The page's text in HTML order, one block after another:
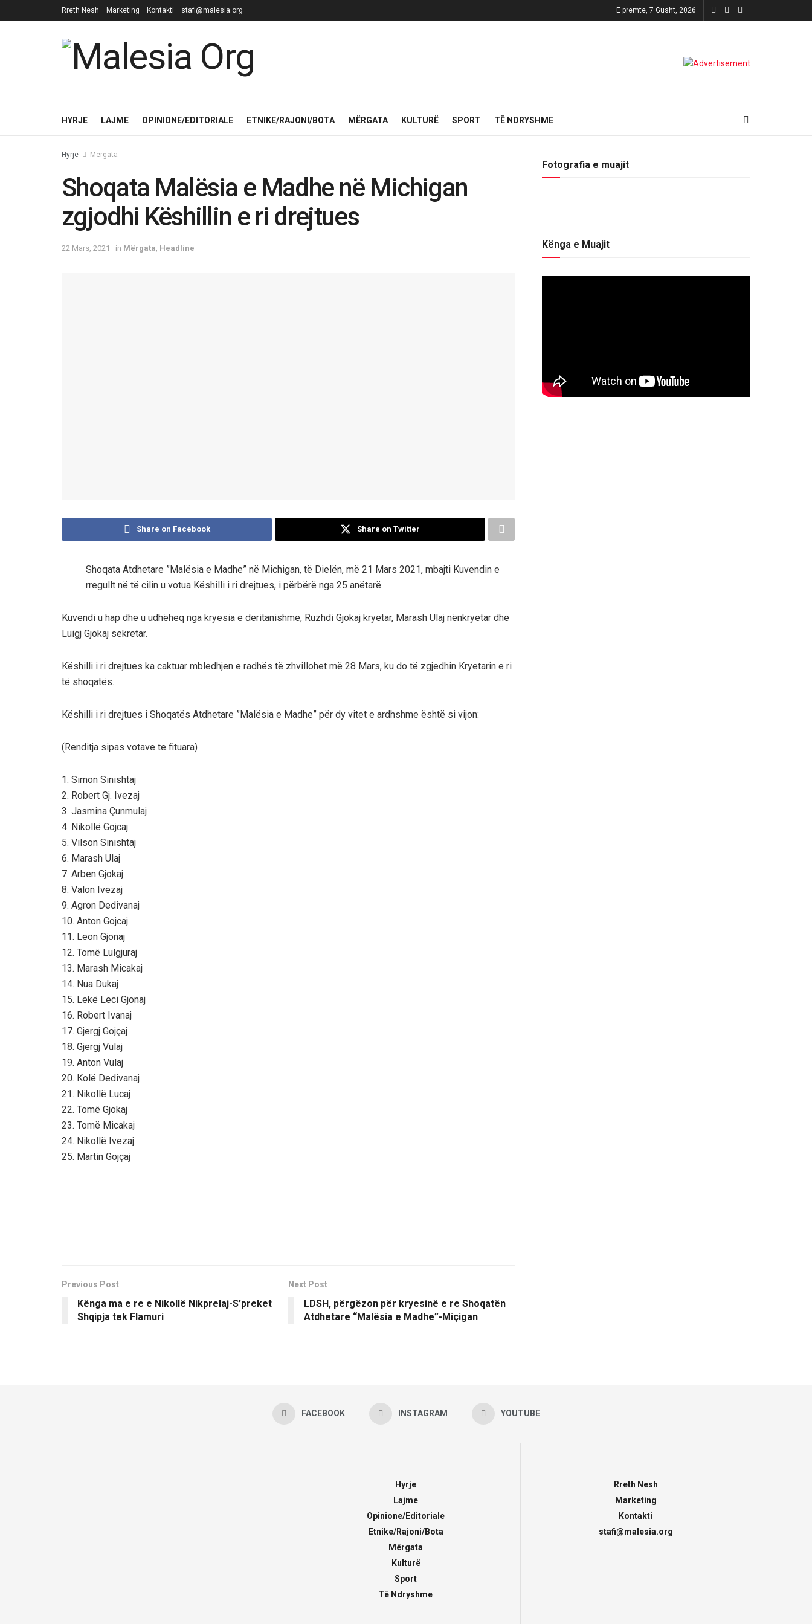
Rreth Nesh Marketing Kontakti stafi@malesia.org E premte, 7 Gusht, 2026
HYRJE LAJME OPINIONE/EDITORIALE ETNIKE/RAJONI/BOTA MËRGATA KULTURË SPORT TË NDRYSHME
Hyrje Mërgata
Shoqata Malësia e Madhe në Michigan
zgjodhi Këshillin e ri drejtues
22 Mars, 2021 in Mërgata Headline
Share on Facebook Share on Twitter
Shoqata Atdhetare ”Malësia e Madhe” në Michigan, të Dielën, më 21 Mars 2021, mbajti Kuvendin e
rregullt në të cilin u votua Këshilli i ri drejtues, i përbërë nga 25 anëtarë.
Kuvendi u hap dhe u udhëheq nga kryesia e deritanishme, Ruzhdi Gjokaj kryetar, Marash Ulaj nënkryetar dhe
Luigj Gjokaj sekretar.
Këshilli i ri drejtues ka caktuar mbledhjen e radhës të zhvillohet më 28 Mars, ku do të zgjedhin Kryetarin e ri
të shoqatës.
Këshilli i ri drejtues i Shoqatës Atdhetare ”Malësia e Madhe” për dy vitet e ardhshme është si vijon:
(Renditja sipas votave te fituara)
1. Simon Sinishtaj
2. Robert Gj. Ivezaj
3. Jasmina Çunmulaj
4. Nikollë Gojcaj
5. Vilson Sinishtaj
6. Marash Ulaj
7. Arben Gjokaj
8. Valon Ivezaj
9. Agron Dedivanaj
10. Anton Gojcaj
11. Leon Gjonaj
12. Tomë Lulgjuraj
13. Marash Micakaj
14. Nua Dukaj
15. Lekë Leci Gjonaj
16. Robert Ivanaj
17. Gjergj Gojçaj
18. Gjergj Vulaj
19. Anton Vulaj
20. Kolë Dedivanaj
21. Nikollë Lucaj
22. Tomë Gjokaj
23. Tomë Micakaj
24. Nikollë Ivezaj
25. Martin Gojçaj
Previous Post
Kënga ma e re e Nikollë Nikprelaj-S’preket
Shqipja tek Flamuri
Next Post
LDSH, përgëzon për kryesinë e re Shoqatën
Atdhetare “Malësia e Madhe”-Miçigan
Fotografia e muajit
Kënga e Muajit
FACEBOOK INSTAGRAM YOUTUBE
Hyrje
Lajme
Opinione/Editoriale
Etnike/Rajoni/Bota
Mërgata
Kulturë
Sport
Të Ndryshme
Rreth Nesh
Marketing
Kontakti
stafi@malesia.org